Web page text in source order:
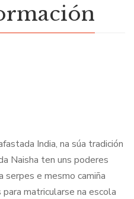
India, na súa tradición
Naisha ten uns poderes
serpes e mesmo camiña
matricularse na escola